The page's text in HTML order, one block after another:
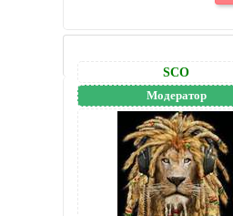
SCO
Модератор